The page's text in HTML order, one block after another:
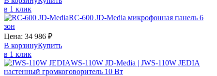
в 1 клик
RC-600 JD-Media микрофонная панель 6
зон
Цена: 34 986 ₽
В корзинуКупить
в 1 клик
WS-110W JD-Media | JWS-110W JEDIA
настенный громкоговоритель 10 Вт